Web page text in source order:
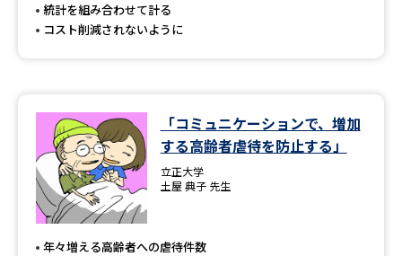
統計を組み合わせて計る
コスト削減されないように
「コミュニケーションで、増加
する高齢者虐待を防止する」
立正大学
土屋 典子 先生
年々増える高齢者への虐待件数